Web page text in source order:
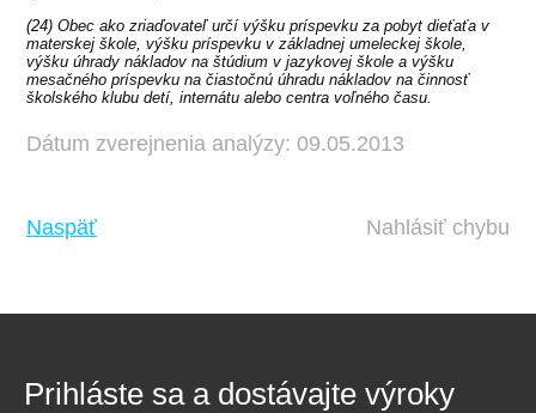
(24) Obec ako zriaďovateľ určí výšku príspevku za pobyt dieťaťa v
materskej škole, výšku príspevku v základnej umeleckej škole,
výšku úhrady nákladov na štúdium v jazykovej škole a výšku
mesačného príspevku na čiastočnú úhradu nákladov na činnosť
školského klubu detí, internátu alebo centra voľného času.
Dátum zverejnenia analýzy: 09.05.2013
Naspäť Nahlásiť chybu
Prihláste sa a dostávajte výroky